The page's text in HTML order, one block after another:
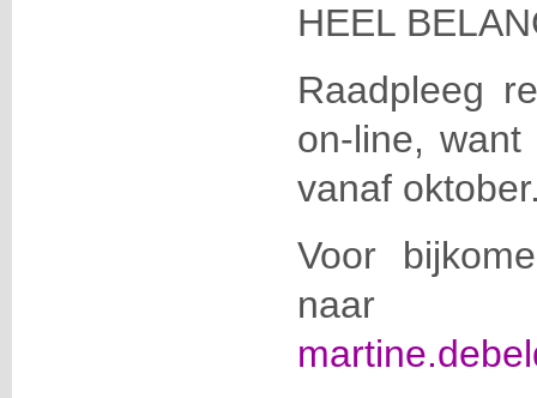
HEEL
Raadpleeg
on-line,
vanaf
Voor
naar